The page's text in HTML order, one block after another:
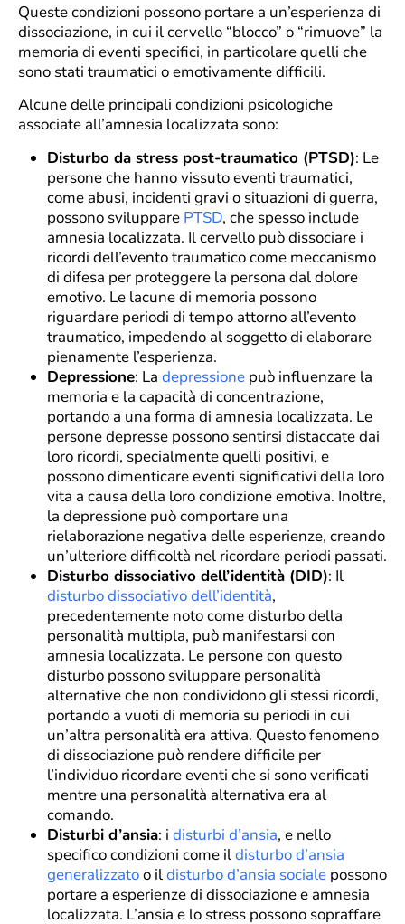
Queste condizioni possono portare a un’esperienza di
dissociazione, in cui il cervello “blocco” o “rimuove” la
memoria di eventi specifici, in particolare quelli che
sono stati traumatici o emotivamente difficili.
Alcune delle principali condizioni psicologiche
associate all’amnesia localizzata sono:
Disturbo da stress post-traumatico (PTSD): Le
persone che hanno vissuto eventi traumatici,
come abusi, incidenti gravi o situazioni di guerra,
possono sviluppare PTSD, che spesso include
amnesia localizzata. Il cervello può dissociare i
ricordi dell’evento traumatico come meccanismo
di difesa per proteggere la persona dal dolore
emotivo. Le lacune di memoria possono
riguardare periodi di tempo attorno all’evento
traumatico, impedendo al soggetto di elaborare
pienamente l’esperienza.
Depressione: La depressione può influenzare la
memoria e la capacità di concentrazione,
portando a una forma di amnesia localizzata. Le
persone depresse possono sentirsi distaccate dai
loro ricordi, specialmente quelli positivi, e
possono dimenticare eventi significativi della loro
vita a causa della loro condizione emotiva. Inoltre,
la depressione può comportare una
rielaborazione negativa delle esperienze, creando
un’ulteriore difficoltà nel ricordare periodi passati.
Disturbo dissociativo dell’identità (DID): Il
disturbo dissociativo dell’identità,
precedentemente noto come disturbo della
personalità multipla, può manifestarsi con
amnesia localizzata. Le persone con questo
disturbo possono sviluppare personalità
alternative che non condividono gli stessi ricordi,
portando a vuoti di memoria su periodi in cui
un’altra personalità era attiva. Questo fenomeno
di dissociazione può rendere difficile per
l’individuo ricordare eventi che si sono verificati
mentre una personalità alternativa era al
comando.
Disturbi d’ansia: i disturbi d’ansia, e nello
specifico condizioni come ildisturbo d’ansia
generalizzatoo ildisturbo d’ansia sociale possono
portare a esperienze di dissociazione e amnesia
localizzata. L’ansia e lo stress possono sopraffare